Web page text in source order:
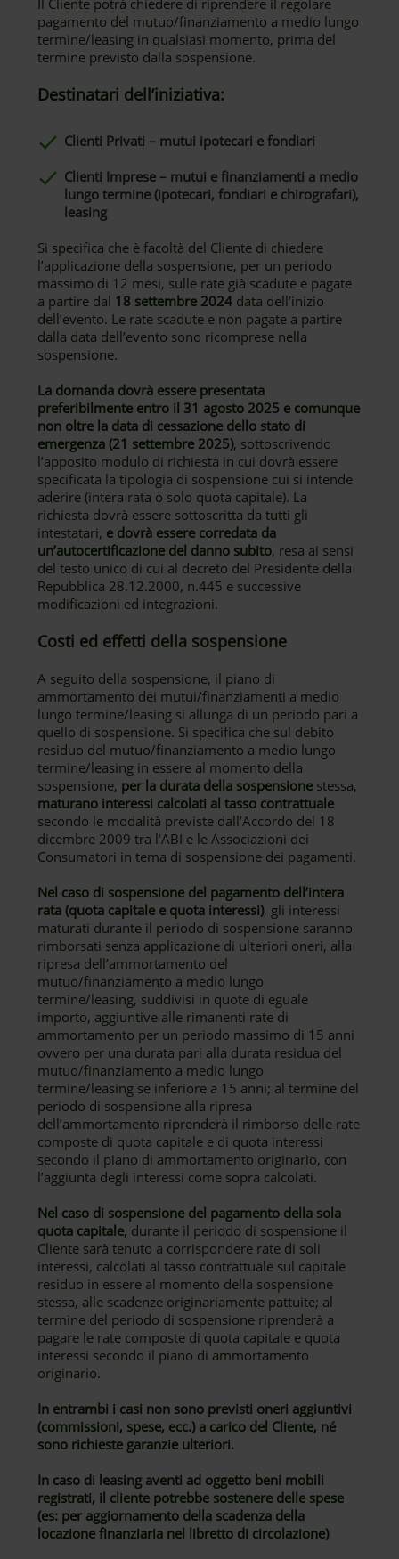
Il Cliente potrà chiedere di riprendere il regolare
pagamento del mutuo/finanziamento a medio lungo
termine/leasing in qualsiasi momento, prima del
termine previsto dalla sospensione.
Destinatari dell’iniziativa:
Clienti Privati – mutui ipotecari e fondiari
Clienti Imprese – mutui e finanziamenti a medio
lungo termine (ipotecari, fondiari e chirografari),
leasing
Si specifica che è facoltà del Cliente di chiedere
l’applicazione della sospensione, per un periodo
massimo di 12 mesi, sulle rate già scadute e pagate
a partire dal 18 settembre 2024 data dell’inizio
dell’evento. Le rate scadute e non pagate a partire
dalla data dell’evento sono ricomprese nella
sospensione.
La domanda dovrà essere presentata
preferibilmente entro il 31 agosto 2025 e comunque
non oltre la data di cessazione dello stato di
emergenza (21 settembre 2025), sottoscrivendo
l’apposito modulo di richiesta in cui dovrà essere
specificata la tipologia di sospensione cui si intende
aderire (intera rata o solo quota capitale). La
richiesta dovrà essere sottoscritta da tutti gli
intestatari, e dovrà essere corredata da
un’autocertificazione del danno subito, resa ai sensi
del testo unico di cui al decreto del Presidente della
Repubblica 28.12.2000, n.445 e successive
modificazioni ed integrazioni.
Costi ed effetti della sospensione
A seguito della sospensione, il piano di
ammortamento dei mutui/finanziamenti a medio
lungo termine/leasing si allunga di un periodo pari a
quello di sospensione. Si specifica che sul debito
residuo del mutuo/finanziamento a medio lungo
termine/leasing in essere al momento della
sospensione, per la durata della sospensione stessa,
maturano interessi calcolati al tasso contrattuale
secondo le modalità previste dall’Accordo del 18
dicembre 2009 tra l’ABI e le Associazioni dei
Consumatori in tema di sospensione dei pagamenti.
Nel caso di sospensione del pagamento dell’intera
rata (quota capitale e quota interessi), gli interessi
maturati durante il periodo di sospensione saranno
rimborsati senza applicazione di ulteriori oneri, alla
ripresa dell’ammortamento del
mutuo/finanziamento a medio lungo
termine/leasing, suddivisi in quote di eguale
importo, aggiuntive alle rimanenti rate di
ammortamento per un periodo massimo di 15 anni
ovvero per una durata pari alla durata residua del
mutuo/finanziamento a medio lungo
termine/leasing se inferiore a 15 anni; al termine del
periodo di sospensione alla ripresa
dell’ammortamento riprenderà il rimborso delle rate
composte di quota capitale e di quota interessi
secondo il piano di ammortamento originario, con
l’aggiunta degli interessi come sopra calcolati.
Nel caso di sospensione del pagamento della sola
quota capitale, durante il periodo di sospensione il
Cliente sarà tenuto a corrispondere rate di soli
interessi, calcolati al tasso contrattuale sul capitale
residuo in essere al momento della sospensione
stessa, alle scadenze originariamente pattuite; al
termine del periodo di sospensione riprenderà a
pagare le rate composte di quota capitale e quota
interessi secondo il piano di ammortamento
originario.
In entrambi i casi non sono previsti oneri aggiuntivi
(commissioni, spese, ecc.) a carico del Cliente, né
sono richieste garanzie ulteriori.
In caso di leasing aventi ad oggetto beni mobili
registrati, il cliente potrebbe sostenere delle spese
(es: per aggiornamento della scadenza della
locazione finanziaria nel libretto di circolazione)